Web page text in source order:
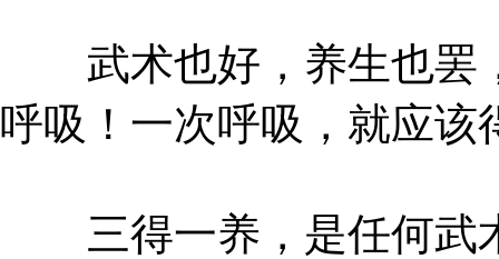
武术也好，养生也罢
呼吸！一次呼吸，就应该
三得一养，是任何武